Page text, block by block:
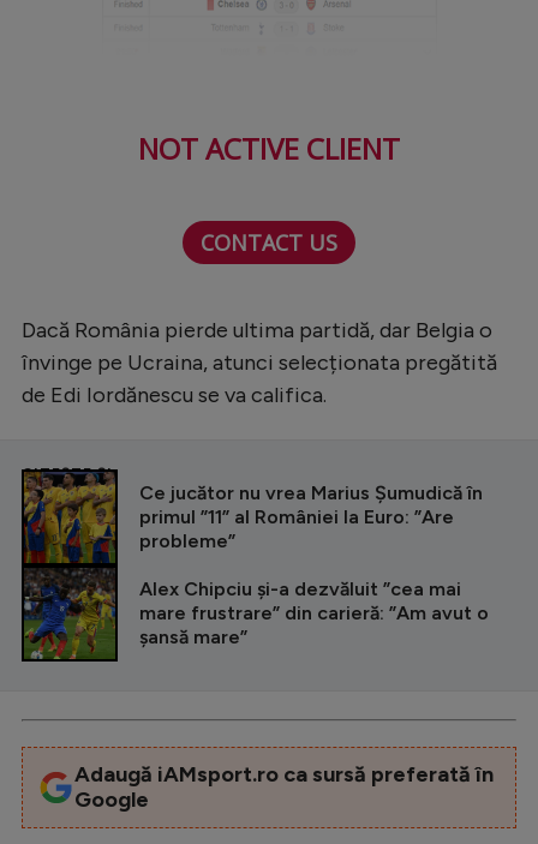
NOT ACTIVE CLIENT
CONTACT US
Dacă România pierde ultima partidă, dar Belgia o
învinge pe Ucraina, atunci selecționata pregătită
de Edi Iordănescu se va califica.
CITEȘTE ȘI
Ce jucător nu vrea Marius Șumudică în
primul ”11” al României la Euro: ”Are
probleme”
Alex Chipciu și-a dezvăluit ”cea mai
mare frustrare” din carieră: ”Am avut o
șansă mare”
Adaugă iAMsport.ro ca sursă preferată în
Google